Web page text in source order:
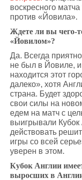
воскресного
против «Йовила».
Ждете ли вы чего-
«Йовилом»?
Да. Всегда
не был в Йовиле, и
находится этот
далеко», хотя
страна. Будет
свои силы на
едем на матч с
выигрывали
действовать
игры со всей
уверен в этом.
Кубок Англии
выросших в